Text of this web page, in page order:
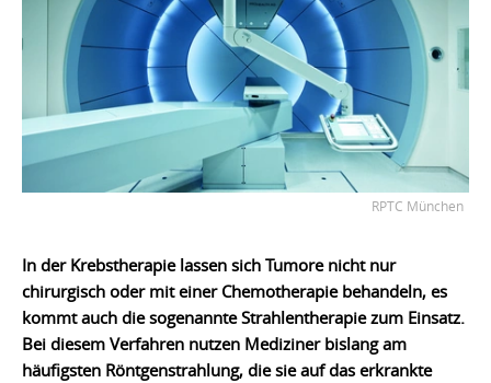
RPTC München
In der Krebstherapie lassen sich Tumore nicht nur
chirurgisch oder mit einer Chemotherapie behandeln, es
kommt auch die sogenannte Strahlentherapie zum Einsatz.
Bei diesem Verfahren nutzen Mediziner bislang am
häufigsten Röntgenstrahlung, die sie auf das erkrankte